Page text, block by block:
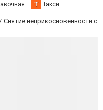
Т Такси
Снятие неприкосновенности с